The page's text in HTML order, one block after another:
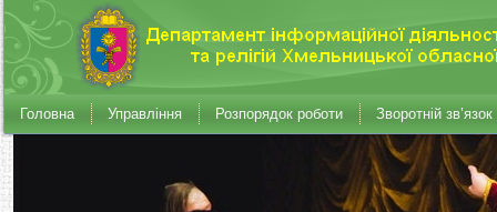
Головна Управління Розпорядок роботи Зворотній зв’язок